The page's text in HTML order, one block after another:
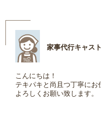
家事代行キャス
こんにちは！
テキパキと尚且つ丁寧にお
よろしくお願い致します。